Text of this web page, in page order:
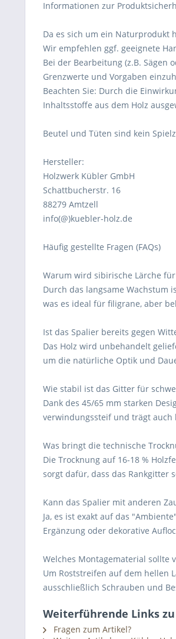
Informationen zur
Da es sich um ein Naturprodukt
Wir empfehlen ggf. geeignete
Bei der Bearbeitung (z.B. Sägen
Grenzwerte und Vorgaben
Beachten Sie: Durch die
Inhaltsstoffe aus dem Holz
Beutel und Tüten sind kein
Hersteller:
Holzwerk Kübler GmbH
Schattbucherstr. 16
88279 Amtzell
info(@)kuebler-holz.de
Häufig gestellte Fragen (FAQs)
Warum wird sibirische Lärche
Durch das langsame Wachstum
was es ideal für filigrane, aber
Ist das Spalier bereits gegen
Das Holz wird unbehandelt
um die natürliche Optik und
Wie stabil ist das Gitter für
Dank des 45/65 mm starken
verwindungssteif und trägt auch
Was bringt die technische
Die Trocknung auf 16-18 %
sorgt dafür, dass das Rankgitter
Kann das Spalier mit anderen
Ja, es ist exakt auf das
Ergänzung oder dekorative
Welches Montagematerial sollte
Um Roststreifen auf dem hellen
ausschließlich Schrauben und
Weiterführende Links
Fragen zum Artikel?